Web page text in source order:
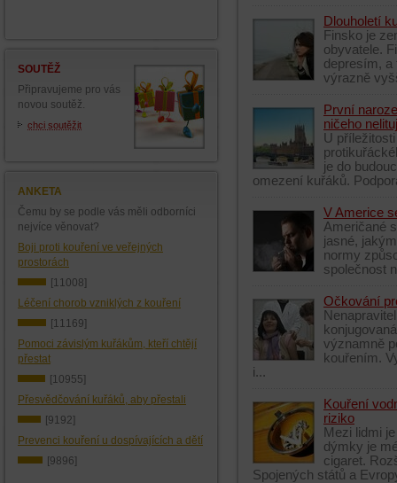
SOUTĚŽ
Připravujeme pro vás
novou soutěž.
chci soutěžit
ANKETA
Čemu by se podle vás měli odborníci
nejvíce věnovat?
Boji proti kouření ve veřejných
prostorách
[11008]
Léčení chorob vzniklých z kouření
[11169]
Pomoci závislým kuřákům, kteří chtějí
přestat
[10955]
Přesvědčování kuřáků, aby přestali
[9192]
Prevenci kouření u dospívajících a dětí
[9896]
Dlouholetí
Finsko je
obyvatele.
depresím, a
výrazně
První
ničeho
U
je do
omezení kuřáků.
V Americe
Američané
jasné,
normy
společnost
Očkování
významně
kouřením.
i...
Kouření
riziko
Mezi lidmi
dýmky je
cigaret.
Spojených států a